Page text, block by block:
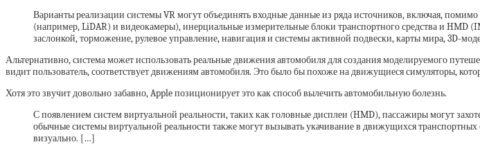
Варианты реализации системы VR могут объединять входные данные из ряда источников, включая,
(например, LiDAR) и видеокамеры), инерциальные измерительные блоки транспортного средства и HMD
заслонкой, торможение, рулевое управление, навигация и системы активной подвески, карты мира, 3D-
Альтернативно, система может использовать реальные движения автомобиля для создания моделируемого
видит пользователь, соответствует движениям автомобиля. Это было бы похоже на движущиеся симуляторы,
Хотя это звучит довольно забавно, Apple позиционирует это как способ вылечить автомобильную болезнь.
С появлением систем виртуальной реальности, таких как головные дисплеи (HMD), пассажиры могут
обычные системы виртуальной реальности также могут вызывать укачивание в движущихся
визуально. […]